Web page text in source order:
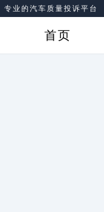
专业的汽车质量投诉平台
首页